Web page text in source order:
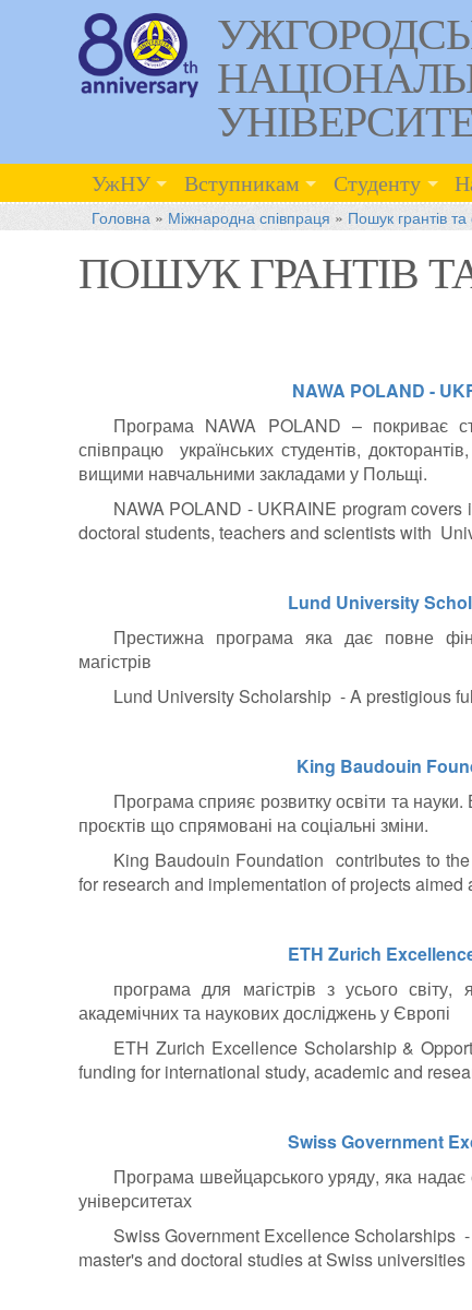
УжНУ Вступникам Студенту
Головна » Міжнародна співпраця » Пошук грантів та
ПОШУК ГРАНТІВ
NAWA POLAND -
Програма NAWA POLAND – покриває
співпрацю українських студентів,
вищими навчальними закладами у Польщі.
NAWA POLAND - UKRAINE program
doctoral students, teachers and scientists with
Lund University
Престижна програма яка дає повне
магістрів
Lund University Scholarship -A prestigious
King Baudouin
Програма сприяє розвитку освіти та
проєктів що спрямовані на соціальні зміни.
King Baudouin Foundation contributes to
for research and implementation of projects aimed
ETH Zurich
програма для магістрів з усього
академічних та наукових досліджень у Європі
ETH Zurich Excellence Scholarship &
funding for international study, academic and
Swiss Government
Програма швейцарського уряду, яка надає
університетах
Swiss Government Excellence Scholarships
master's and doctoral studies at Swiss universities